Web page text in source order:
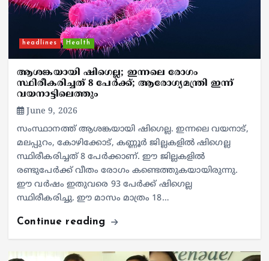
headlines Health
ആശങ്കയായി ഷിഗെല്ല; ഇന്നലെ രോഗം
സ്ഥിരീകരിച്ചത് 8 പേര്‍ക്ക്; ആരോഗ്യമന്ത്രി ഇന്ന്
വയനാട്ടിലെത്തും
June 9, 2026
സംസ്ഥാനത്ത് ആശങ്കയായി ഷിഗെല്ല. ഇന്നലെ വയനാട്,
മലപ്പുറം, കോഴിക്കോട്, കണ്ണൂര്‍ ജില്ലകളില്‍ ഷിഗെല്ല
സ്ഥിരീകരിച്ചത് 8 പേര്‍ക്കാണ്. ഈ ജില്ലകളില്‍
രണ്ടുപേര്‍ക്ക് വീതം രോഗം കണ്ടെത്തുകയായിരുന്നു.
ഈ വര്‍ഷം ഇതുവരെ 93 പേര്‍ക്ക് ഷിഗെല്ല
സ്ഥിരീകരിച്ചു. ഈ മാസം മാത്രം 18…
Continue reading